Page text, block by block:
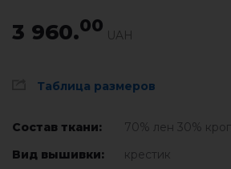
3 960.00 UAH
Таблица размеров
Состав ткани:
70% лен 30%
Вид вышивки:
крестик